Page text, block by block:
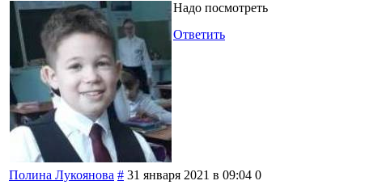
Надо посмотреть
Ответить
Полина Лукоянова # 31 января 2021 в 09:04 0